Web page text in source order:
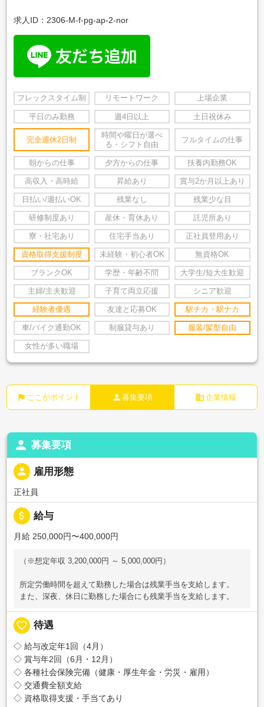
求人ID：2306-M-f-pg-ap-2-nor
フレックスタイム制 リモートワーク 上場企業
平日のみ勤務 週4日以上 土日祝休み
完全週休2日制
時間や曜日が選べ
る・シフト自由
フルタイムの仕事
朝からの仕事 夕方からの仕事 扶養内勤務OK
高収入・高時給 昇給あり 賞与2か月以上あり
日払い/週払いOK 残業なし 残業少な目
研修制度あり 産休・育休あり 託児所あり
寮・社宅あり 住宅手当あり 正社員登用あり
資格取得支援制度 未経験・初心者OK 無資格OK
ブランクOK 学歴・年齢不問 大学生/短大生歓迎
主婦/主夫歓迎 子育て両立応援 シニア歓迎
経験者優遇 友達と応募OK 駅チカ・駅ナカ
車/バイク通勤OK 制服貸与あり 服装/髪型自由
女性が多い職場
flag ここがポイント person 募集要項 business 企業情報
person 募集要項
person 雇用形態
正社員
attach_money 給与
月給 250,000円〜400,000円
（※想定年収 3,200,000円 ～ 5,000,000円）
所定労働時間を超えて勤務した場合は残業手当を支給します。
また、深夜、休日に勤務した場合にも残業手当を支給します。
favorite_border 待遇
◇ 給与改定年1回（4月）
◇ 賞与年2回（6月・12月）
◇ 各種社会保険完備（健康・厚生年金・労災・雇用）
◇ 交通費全額支給
◇ 資格取得支援・手当てあり